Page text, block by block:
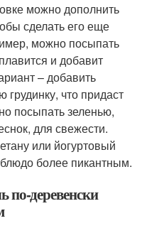
можно дополнить
сделать его еще
можно посыпать
и добавит
– добавить
что придаст
посыпать зеленью,
для свежести.
или йогуртовый
более пикантным.
по-деревенски